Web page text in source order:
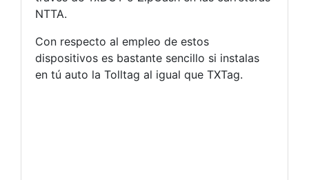
NTTA.
Con respecto al empleo de estos
dispositivos es bastante sencillo si instalas
en tú auto la Tolltag al igual que TXTag.